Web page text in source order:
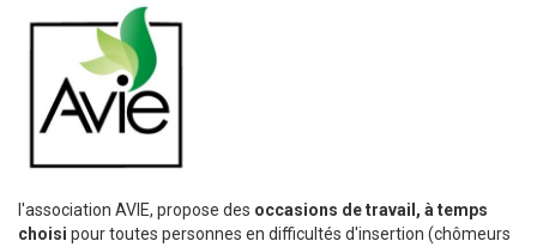
l'association AVIE, propose des occasions de travail, à temps
choisi pour toutes personnes en difficultés d'insertion (chômeurs